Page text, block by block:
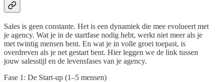
Sales is geen constante. Het is een dynamiek die mee evolueert met
je agency. Wat je in de startfase nodig hebt, werkt niet meer als je
met twintig mensen bent. En wat je in volle groei toepast, is
overdreven als je net gestart bent. Hier leggen we de link tussen
jouw salesstijl en de levensfases van je agency.
Fase 1: De Start-up (1–5 mensen)